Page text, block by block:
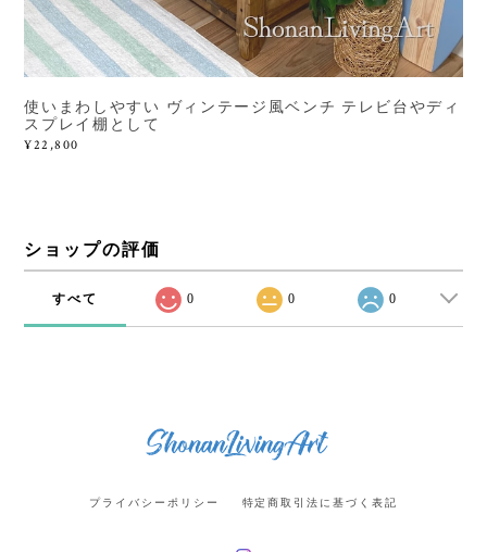
使いまわしやすい ヴィンテージ風ベンチ テレビ台やディ
スプレイ棚として
¥22,800
ショップの評価
すべて 0 0 0
プライバシーポリシー 特定商取引法に基づく表記